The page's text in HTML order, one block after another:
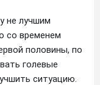
не лучшим
со временем
половины, по
голевые
ситуацию.